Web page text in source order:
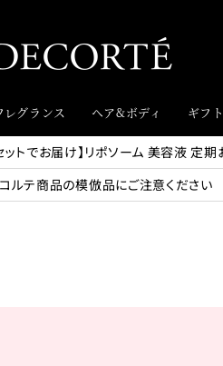
レグランス ヘア&ボディ ギフ
トでお届け】リポソーム 美容液 定
ルテ商品の模倣品にご注意ください